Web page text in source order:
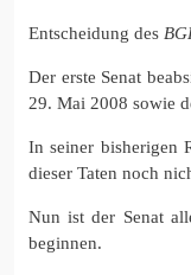
Entscheidung des
Der erste Senat
29. Mai 2008 sowie
In seiner bisherigen
dieser Taten noch
Nun ist der Senat
beginnen.